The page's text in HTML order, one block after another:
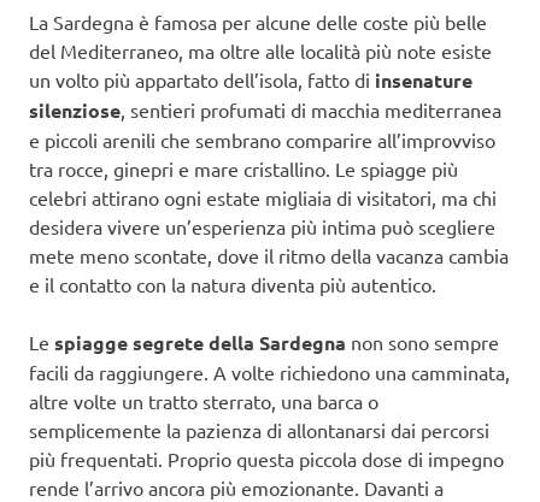
La Sardegna è famosa per alcune delle coste più belle
del Mediterraneo, ma oltre alle località più note esiste
un volto più appartato dell’isola, fatto di insenature
silenziose, sentieri profumati di macchia mediterranea
e piccoli arenili che sembrano comparire all’improvviso
tra rocce, ginepri e mare cristallino. Le spiagge più
celebri attirano ogni estate migliaia di visitatori, ma chi
desidera vivere un’esperienza più intima può scegliere
mete meno scontate, dove il ritmo della vacanza cambia
e il contatto con la natura diventa più autentico.
Le spiagge segrete della Sardegna non sono sempre
facili da raggiungere. A volte richiedono una camminata,
altre volte un tratto sterrato, una barca o
semplicemente la pazienza di allontanarsi dai percorsi
più frequentati. Proprio questa piccola dose di impegno
rende l’arrivo ancora più emozionante. Davanti a